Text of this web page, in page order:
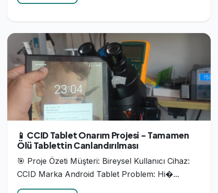
📱 CCID Tablet Onarım Projesi - Tamamen
Ölü Tablettin Canlandırılması
🎯 Proje Özeti Müşteri: Bireysel Kullanıcı Cihaz:
CCID Marka Android Tablet Problem: Hi�...